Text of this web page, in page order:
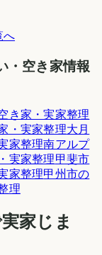
へ
・空き家情報
き家・実家整理
・実家整理大月
家整理南アルプ
実家整理甲斐市
家整理甲州市の
理
家じま